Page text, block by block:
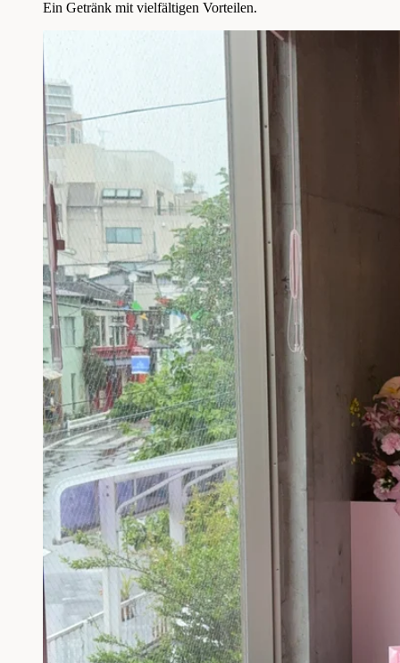
Ein Getränk mit vielfältigen Vorteilen.